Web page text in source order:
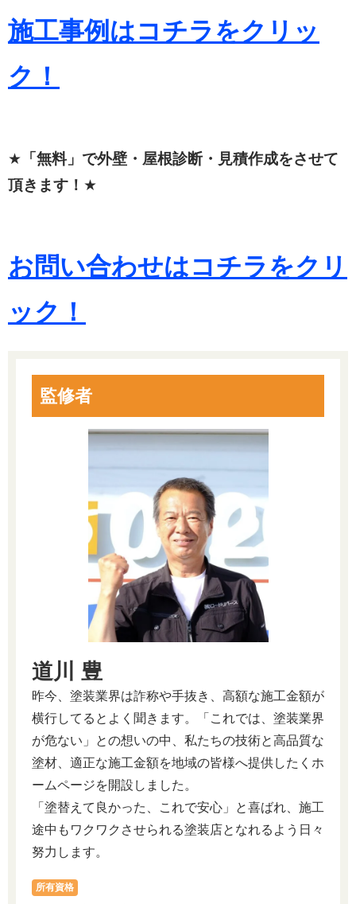
施工事例はコチラをクリッ
ク！
★ 「無料」で外壁・屋根診断・見積作成をさせて
頂きます！ ★
お問い合わせはコチラをクリ
ック！
監修者
道川 豊
昨今、塗装業界は詐称や手抜き、高額な施工金額が
横行してるとよく聞きます。「これでは、塗装業界
が危ない」との想いの中、私たちの技術と高品質な
塗材、適正な施工金額を地域の皆様へ提供したくホ
ームページを開設しました。
「塗替えて良かった、これで安心」と喜ばれ、施工
途中もワクワクさせられる塗装店となれるよう日々
努力します。
所有資格